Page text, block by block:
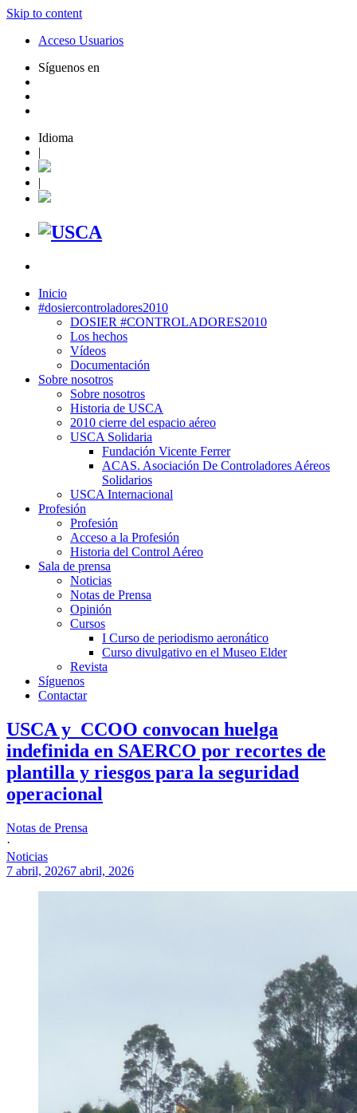
Skip to content
Acceso Usuarios
Síguenos en
Idioma
|
|
Inicio
#dosiercontroladores2010
DOSIER #CONTROLADORES2010
Los hechos
Vídeos
Documentación
Sobre nosotros
Sobre nosotros
Historia de USCA
2010 cierre del espacio aéreo
USCA Solidaria
Fundación Vicente Ferrer
ACAS. Asociación De Controladores Aéreos
Solidarios
USCA Internacional
Profesión
Profesión
Acceso a la Profesión
Historia del Control Aéreo
Sala de prensa
Noticias
Notas de Prensa
Opinión
Cursos
I Curso de periodismo aeronático
Curso divulgativo en el Museo Elder
Revista
Síguenos
Contactar
USCA y CCOO convocan huelga
indefinida en SAERCO por recortes de
plantilla y riesgos para la seguridad
operacional
Notas de Prensa
·
Noticias
7 abril, 20267 abril, 2026